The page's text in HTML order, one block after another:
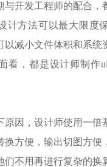
与开发工程师的配合，
计方法可以最大限度
以减小文件体积和系统
看，都是设计师制作
原因，设计师使用一倍
换方便，输出切图方便
们不用再进行复杂的换